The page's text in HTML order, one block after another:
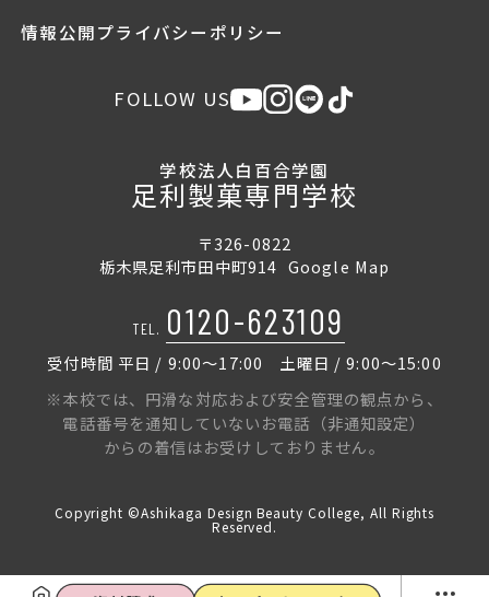
情報公開プライバシーポリシー
FOLLOW US
学校法人白百合学園
足利製菓専門学校
〒326-0822
栃木県足利市田中町914 Google Map
TEL. 0120-623109
受付時間 平日 / 9:00〜17:00 土曜日 / 9:00〜15:00
※本校では、円滑な対応および安全管理の観点から、
電話番号を通知していないお電話（非通知設定）
からの着信はお受けしておりません。
Copyright ©Ashikaga Design Beauty College, All Rights
Reserved.